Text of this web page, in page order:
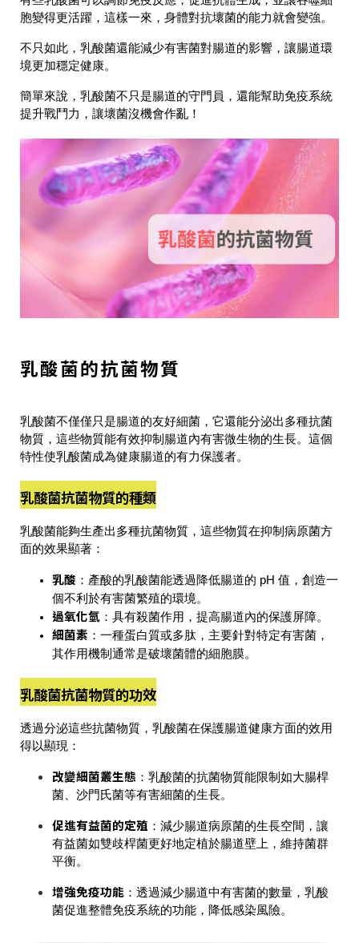
胞變得更活躍 ，這樣一來， 身體對抗壞菌的能力就會變強。
不只如此，乳酸菌還能減少有害菌對腸道的影響 ，讓腸道環
境更加穩定健康。
簡單來說， 乳酸菌不只是腸道的守門員，還能幫助免疫系統
提升戰鬥力，讓壞菌沒機會作亂！
乳酸菌的抗菌物質
乳酸菌不僅僅只是腸道的友好細菌，它還能分泌出多種抗菌
物質 ，這些物質能有效抑制腸道內有害微生物的生長。這個
特性使乳酸菌成為健康腸道的有力保護者。
乳酸菌抗菌物質的種類
乳酸菌能夠生產出多種抗菌物質，這些物質在抑制病原菌方
面的效果顯著：
乳酸 ：產酸的乳酸菌能透過降低腸道的 pH 值，創造一
個不利於有害菌繁殖的環境。
過氧化氫 ：具有殺菌作用，提高腸道內的保護屏障。
細菌素 ：一種蛋白質或多肽，主要針對特定有害菌，
其作用機制通常是破壞菌體的細胞膜。
乳酸菌抗菌物質的功效
透過分泌這些抗菌物質，乳酸菌在保護腸道健康方面的效用
得以顯現：
改變細菌叢生態 ：乳酸菌的抗菌物質能限制如大腸桿
菌、沙門氏菌等有害細菌的生長。
促進有益菌的定殖 ：減少腸道病原菌的生長空間，讓
有益菌如雙歧桿菌更好地定植於腸道壁上，維持菌群
平衡。
增強免疫功能 ：透過減少腸道中有害菌的數量，乳酸
菌促進整體免疫系統的功能，降低感染風險。